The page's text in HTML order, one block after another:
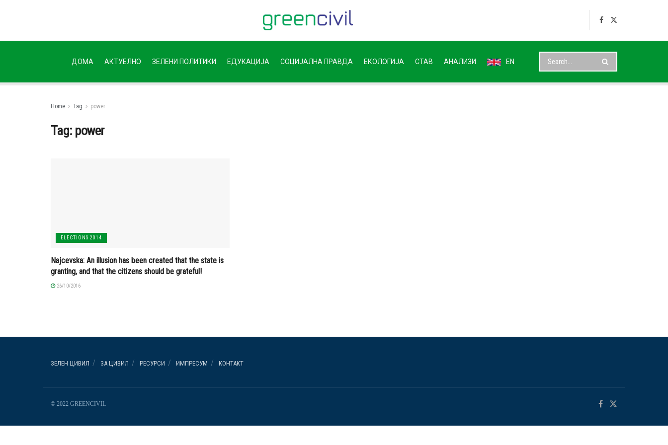
ДОМА АКТУЕЛНО ЗЕЛЕНИ ПОЛИТИКИ ЕДУКАЦИЈА СОЦИЈАЛНА ПРАВДА ЕКОЛОГИЈА СТАВ АНАЛИЗИ EN
Home Tag power
Tag: power
ELECTIONS 2014
Najcevska: An illusion has been created that the state is
granting, and that the citizens should be grateful!
26/10/2016
ЗЕЛЕН ЦИВИЛ ЗА ЦИВИЛ РЕСУРСИ ИМПРЕСУМ КОНТАКТ
© 2022 GREENCIVIL